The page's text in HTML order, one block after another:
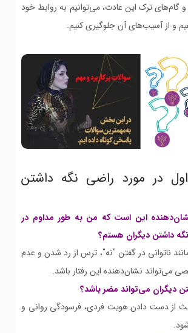
گام‌های ترک این عادت، می‌توانیم به روابط خود
و از آسیب‌های آن جلوگیری کنیم.
در مورد راضی نگه داشتن
این است که من به طور مداوم در
داشتن دیگران هستم؟
ناتوانی در گفتن "نه"، ترس از رد شدن و عدم
می‌تواند نشان‌دهنده این رفتار باشد.
دیگران می‌تواند مضر باشد؟
از دست دادن هویت فردی، فرسودگی روانی و